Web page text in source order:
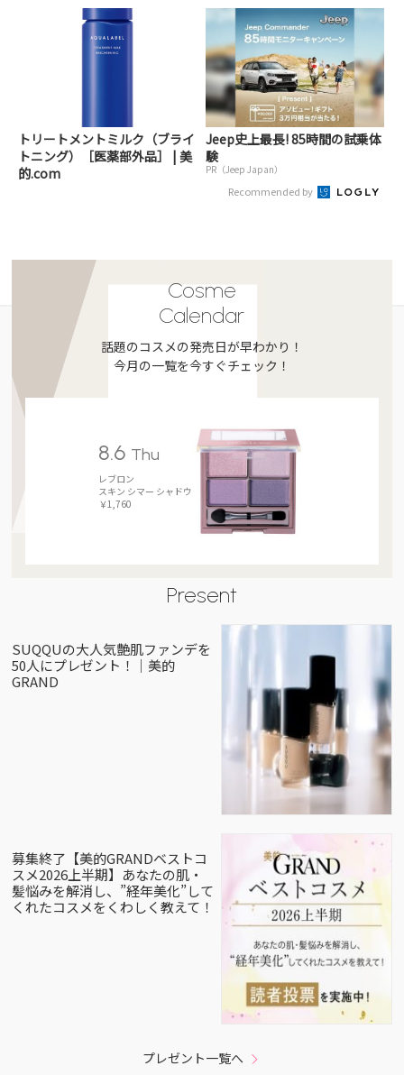
トリートメントミルク（ブライ
トニング）［医薬部外品］ | 美
的.com
Jeep史上最長! 85時間の試乗体
験
PR（Jeep Japan）
Recommended by
Cosme
Calendar
話題のコスメの発売日が早わかり！
今月の一覧を今すぐチェック！
8.6 Thu
レブロン
スキン シマー シャドウ
￥1,760
Present
SUQQUの大人気艶肌ファンデを
50人にプレゼント！｜美的
GRAND
募集終了【美的GRANDベストコ
スメ2026上半期】あなたの肌・
髪悩みを解消し、”経年美化”して
くれたコスメをくわしく教えて！
プレゼント一覧へ